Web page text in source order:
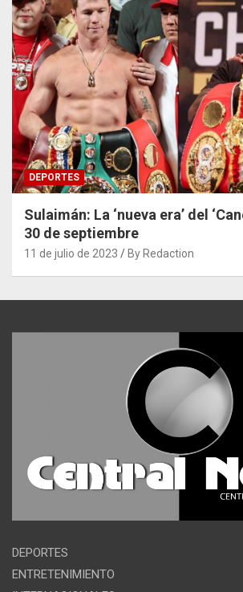
DEPORTES
Sulaimán: La ‘nueva era’ del
30 de septiembre
11 de julio de 2023 By Redaction
DEPORTES
ENTRETENIMIENTO